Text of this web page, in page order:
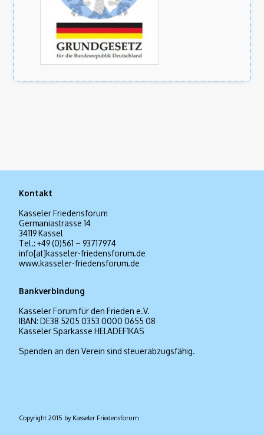
Kontakt
Kasseler Friedensforum
Germaniastrasse 14
34119 Kassel
Tel.: +49 (0)561 – 93717974
info[at]kasseler-friedensforum.de
www.kasseler-friedensforum.de
Bankverbindung
Kasseler Forum für den Frieden e.V.
IBAN: DE38 5205 0353 0000 0655 08
Kasseler Sparkasse HELADEF1KAS
Spenden an den Verein sind steuerabzugsfähig.
Copyright 2015 by Kasseler Friedensforum